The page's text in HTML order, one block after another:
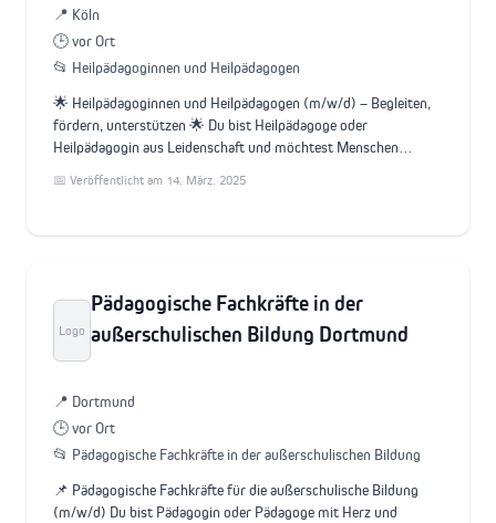
📍 Köln
🕒 vor Ort
📂 Heilpädagoginnen und Heilpädagogen
🌟 Heilpädagoginnen und Heilpädagogen (m/w/d) – Begleiten,
fördern, unterstützen 🌟 Du bist Heilpädagoge oder
Heilpädagogin aus Leidenschaft und möchtest Menschen…
📅 Veröffentlicht am 14. März. 2025
Logo
Pädagogische Fachkräfte in der
außerschulischen Bildung Dortmund
📍 Dortmund
🕒 vor Ort
📂 Pädagogische Fachkräfte in der außerschulischen Bildung
📌 Pädagogische Fachkräfte für die außerschulische Bildung
(m/w/d) Du bist Pädagogin oder Pädagoge mit Herz und